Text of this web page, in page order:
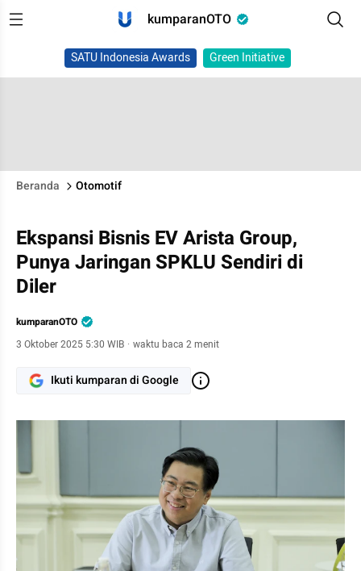
kumparanOTO
SATU Indonesia Awards Green Initiative
Beranda Otomotif
Ekspansi Bisnis EV Arista Group,
Punya Jaringan SPKLU Sendiri di
Diler
kumparanOTO
3 Oktober 2025 5:30 WIB · waktu baca 2 menit
Ikuti kumparan di Google